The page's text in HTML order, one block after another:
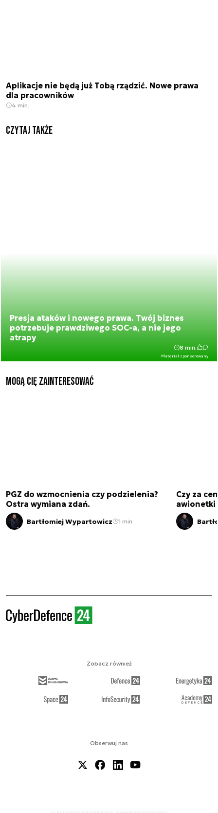
Aplikacje nie będą już Tobą rządzić. Nowe prawa
dla pracowników
4 min.
Czytaj także
Presja ataków i nowego prawa. Twój biznes
potrzebuje prawdziwego SOC-a, a nie jego
atrapy
Materiał sponsorowany
8 min.
Mogą Cię zainteresować
PGZ do wzmocnienia czy podzielenia?
Ostra wymiana zdań.
Bartłomiej Wypartowicz 1 min.
Czy za
awionetki
Obserwuj nas
Zobacz również